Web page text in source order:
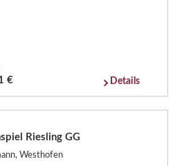
€ Details
Riesling GG
Westhofen